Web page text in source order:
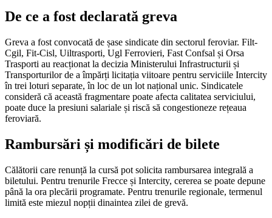
De ce a fost declarată greva
Greva a fost convocată de șase sindicate din sectorul feroviar. Filt-
Cgil, Fit-Cisl, Uiltrasporti, Ugl Ferrovieri, Fast Confsal și Orsa
Trasporti au reacționat la decizia Ministerului Infrastructurii și
Transporturilor de a împărți licitația viitoare pentru serviciile Intercity
în trei loturi separate, în loc de un lot național unic. Sindicatele
consideră că această fragmentare poate afecta calitatea serviciului,
poate duce la presiuni salariale și riscă să congestioneze rețeaua
feroviară.
Rambursări și modificări de bilete
Călătorii care renunță la cursă pot solicita rambursarea integrală a
biletului. Pentru trenurile Frecce și Intercity, cererea se poate depune
până la ora plecării programate. Pentru trenurile regionale, termenul
limită este miezul nopții dinaintea zilei de grevă.